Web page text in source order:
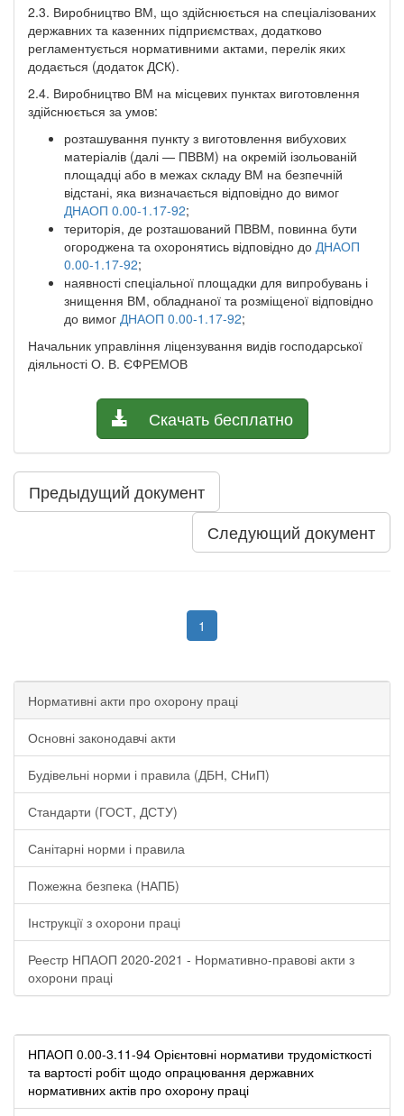
2.3. Виробництво ВМ, що здійснюється на спеціалізованих
державних та казенних підприємствах, додатково
регламентується нормативними актами, перелік яких
додається (додаток ДСК).
2.4. Виробництво ВМ на місцевих пунктах виготовлення
здійснюється за умов:
розташування пункту з виготовлення вибухових
матеріалів (далі — ПВВМ) на окремій ізольованій
площадці або в межах складу ВМ на безпечній
відстані, яка визначається відповідно до вимог
ДНАОП 0.00-1.17-92;
територія, де розташований ПВВМ, повинна бути
огороджена та охоронятись відповідно до ДНАОП
0.00-1.17-92;
наявності спеціальної площадки для випробувань і
знищення ВМ, обладнаної та розміщеної відповідно
до вимог ДНАОП 0.00-1.17-92;
Начальник управління ліцензування видів господарської
діяльності О. В. ЄФРЕМОВ
Скачать бесплатно
Предыдущий документ
Следующий документ
1
Нормативні акти про охорону праці
Основні законодавчі акти
Будівельні норми і правила (ДБН, СНиП)
Стандарти (ГОСТ, ДСТУ)
Санітарні норми і правила
Пожежна безпека (НАПБ)
Інструкції з охорони праці
Реестр НПАОП 2020-2021 - Нормативно-правові акти з
охорони праці
НПАОП 0.00-3.11-94 Орієнтовні нормативи трудомісткості
та вартості робіт щодо опрацювання державних
нормативних актів про охорону праці